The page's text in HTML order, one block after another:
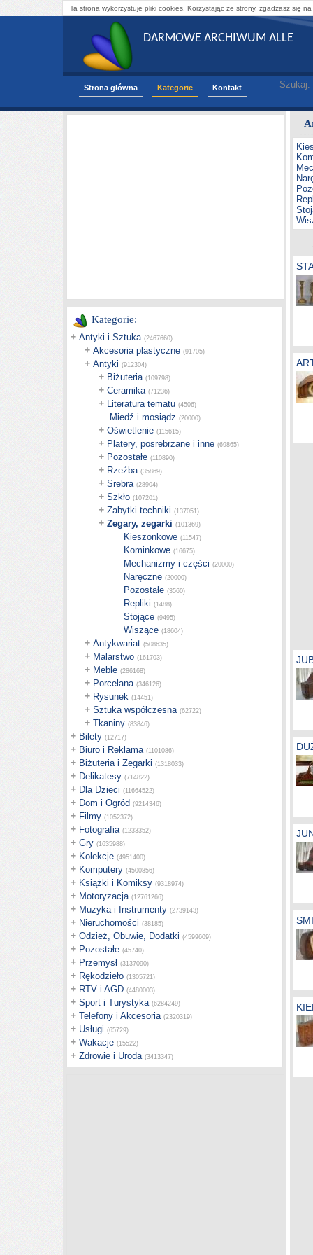
Ta strona wykorzystuje pliki cookies. Korzystając ze strony, zgadzasz się
DARMOWE ARCHIWUM ALLE
Strona główna Kategorie Kontakt Szukaj:
Kategorie:
+ Antyki i Sztuka (2467660)
+ Akcesoria plastyczne (91705)
+ Antyki (912304)
+ Biżuteria (109798)
+ Ceramika (71236)
+ Literatura tematu (4506)
Miedź i mosiądz (20000)
+ Oświetlenie (115615)
+ Platery, posrebrzane i inne (69865)
+ Pozostałe (110890)
+ Rzeźba (35869)
+ Srebra (28904)
+ Szkło (107201)
+ Zabytki techniki (137051)
+ Zegary, zegarki (101369)
Kieszonkowe (11547)
Kominkowe (16675)
Mechanizmy i części (20000)
Naręczne (20000)
Pozostałe (3560)
Repliki (1488)
Stojące (9495)
Wiszące (18604)
+ Antykwariat (508635)
+ Malarstwo (161703)
+ Meble (286168)
+ Porcelana (346126)
+ Rysunek (14451)
+ Sztuka współczesna (62722)
+ Tkaniny (83846)
+ Bilety (12717)
+ Biuro i Reklama (1101086)
+ Biżuteria i Zegarki (1318033)
+ Delikatesy (714822)
+ Dla Dzieci (11664522)
+ Dom i Ogród (9214346)
+ Filmy (1052372)
+ Fotografia (1233352)
+ Gry (1635988)
+ Kolekcje (4951400)
+ Komputery (4500856)
+ Książki i Komiksy (9318974)
+ Motoryzacja (12761266)
+ Muzyka i Instrumenty (2739143)
+ Nieruchomości (38185)
+ Odzież, Obuwie, Dodatki (4599609)
+ Pozostałe (45740)
+ Przemysł (3137090)
+ Rękodzieło (1305721)
+ RTV i AGD (4480003)
+ Sport i Turystyka (6284249)
+ Telefony i Akcesoria (2320319)
+ Usługi (65729)
+ Wakacje (15522)
+ Zdrowie i Uroda (3413347)